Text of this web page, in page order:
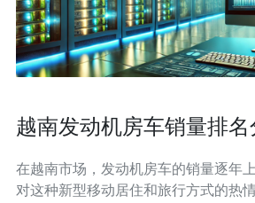
越南发动机房车销量排
在越南市场，发动机房车的销量逐年
对这种新型移动居住和旅行方式的热